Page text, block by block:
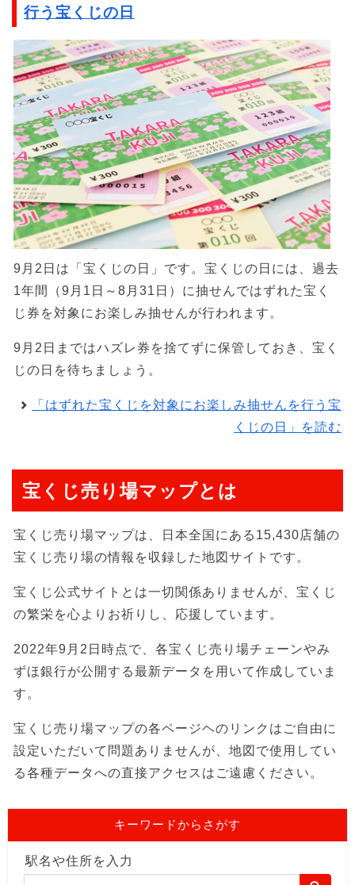
行う宝くじの日
9月2日は「宝くじの日」です。宝くじの日には、過去
1年間（9月1日～8月31日）に抽せんではずれた宝く
じ券を対象にお楽しみ抽せんが行われます。
9月2日まではハズレ券を捨てずに保管しておき、宝く
じの日を待ちましょう。
「はずれた宝くじを対象にお楽しみ抽せんを行う宝
くじの日」を読む
宝くじ売り場マップとは
宝くじ売り場マップは、日本全国にある15,430店舗の
宝くじ売り場の情報を収録した地図サイトです。
宝くじ公式サイトとは一切関係ありませんが、宝くじ
の繁栄を心よりお祈りし、応援しています。
2022年9月2日時点で、各宝くじ売り場チェーンやみ
ずほ銀行が公開する最新データを用いて作成していま
す。
宝くじ売り場マップの各ページヘのリンクはご自由に
設定いただいて問題ありませんが、地図で使用してい
る各種データへの直接アクセスはご遠慮ください。
キーワードからさがす
駅名や住所を入力